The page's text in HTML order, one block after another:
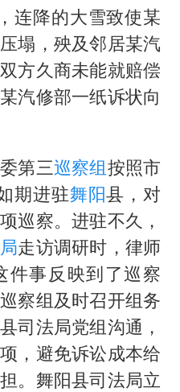
接盘烂尾恒大文旅城
老人被城管撞倒后离世亲属质疑记录仪
系体育强国建设
连降的大雪致使某
塌，殃及邻居某汽
方久商未能就赔偿
汽修部一纸诉状向
第三巡察组按照市
期进驻舞阳县，对
巡察。进驻不久，
走访调研时，律师
件事反映到了巡察
察组及时召开组务
司法局党组沟通，
，避免诉讼成本给
。舞阳县司法局立